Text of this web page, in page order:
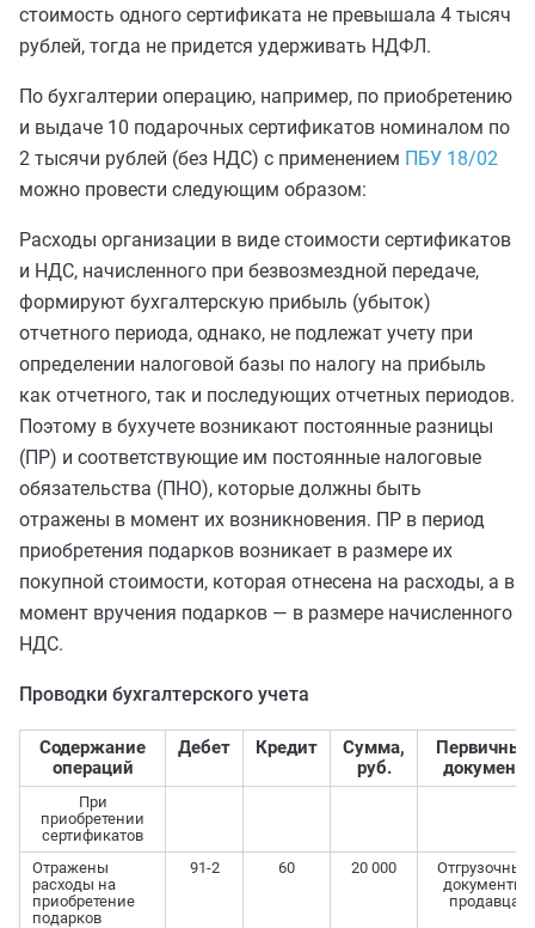
стоимость одного сертификата не превышала 4 тысяч
рублей, тогда не придется удерживать НДФЛ.
По бухгалтерии операцию, например, по приобретению
и выдаче 10 подарочных сертификатов номиналом по
2 тысячи рублей (без НДС) с применением ПБУ 18/02
можно провести следующим образом:
Расходы организации в виде стоимости сертификатов
и НДС, начисленного при безвозмездной передаче,
формируют бухгалтерскую прибыль (убыток)
отчетного периода, однако, не подлежат учету при
определении налоговой базы по налогу на прибыль
как отчетного, так и последующих отчетных периодов.
Поэтому в бухучете возникают постоянные разницы
(ПР) и соответствующие им постоянные налоговые
обязательства (ПНО), которые должны быть
отражены в момент их возникновения. ПР в период
приобретения подарков возникает в размере их
покупной стоимости, которая отнесена на расходы, а в
момент вручения подарков — в размере начисленного
НДС.
Проводки бухгалтерского учета
Содержание
операций
Дебет Кредит
Сумма,
руб.
Первичный
документ
При
приобретении
сертификатов
Отражены
расходы на
приобретение
подарков
91-2 60 20 000
Отгрузочные
документы
продавца